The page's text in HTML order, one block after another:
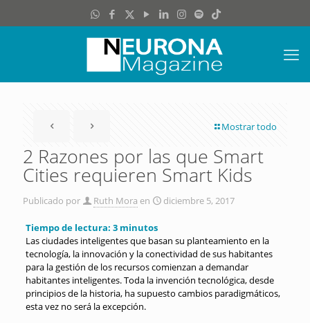
Mostrar todo
2 Razones por las que Smart
Cities requieren Smart Kids
Publicado por Ruth Mora en diciembre 5, 2017
Tiempo de lectura: 3 minutos
Las ciudades inteligentes que basan su planteamiento en la
tecnología, la innovación y la conectividad de sus habitantes
para la gestión de los recursos comienzan a demandar
habitantes inteligentes. Toda la invención tecnológica, desde
principios de la historia, ha supuesto cambios paradigmáticos,
esta vez no será la excepción.